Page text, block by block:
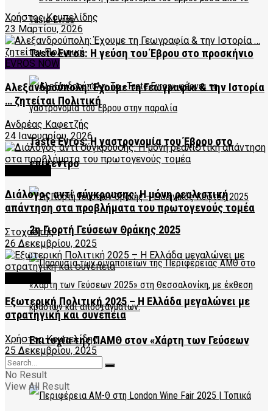
Taste Evros: Η γεύση του Έβρου στο προσκήνιο
Taste Evros: Η γαστρονομία του Έβρου στο
επίκεντρο
2η Γιορτή Γεύσεων Θράκης 2025
Επιτυχία της ΠΑΜΘ στον «Χάρτη των Γεύσεων
2025»
Χρήστος Κουπελίδης
23 Μαρτίου, 2026
EVROS NOW
Αλεξανδρούπολη: Έχουμε τη Γεωγραφία & την Ιστορία
… ζητείται Πολιτική
Ανδρέας Καφετζής
24 Ιανουαρίου, 2026
Διάλογος αντί σύγκρουσης: Η μόνη ρεαλιστική
απάντηση στα προβλήματα του πρωτογενούς τομέα
Στοχαστής
26 Δεκεμβρίου, 2025
Εξωτερική Πολιτική 2025 – Η Ελλάδα μεγαλώνει με
στρατηγική και συνέπεια
Χρήστος Κουπελίδης
25 Δεκεμβρίου, 2025
No Result
View All Result